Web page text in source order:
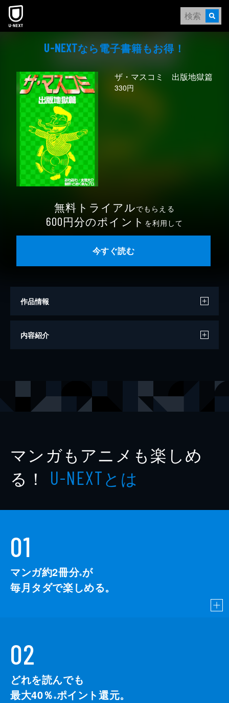
本文へスキップ
U-NEXTなら電⼦書籍もお得！
ザ・マスコミ 出版地獄篇
330円
無料トライアルでもらえる
600円分のポイント を利用して
今すぐ読む
作品情報
著者
内容紹介
マンガもアニメも楽しめ
る！ U-NEXTとは
01
マンガ約2冊分※が
毎月タダで楽しめる。
02
どれを読んでも
最大40％ ※ポイント還元。